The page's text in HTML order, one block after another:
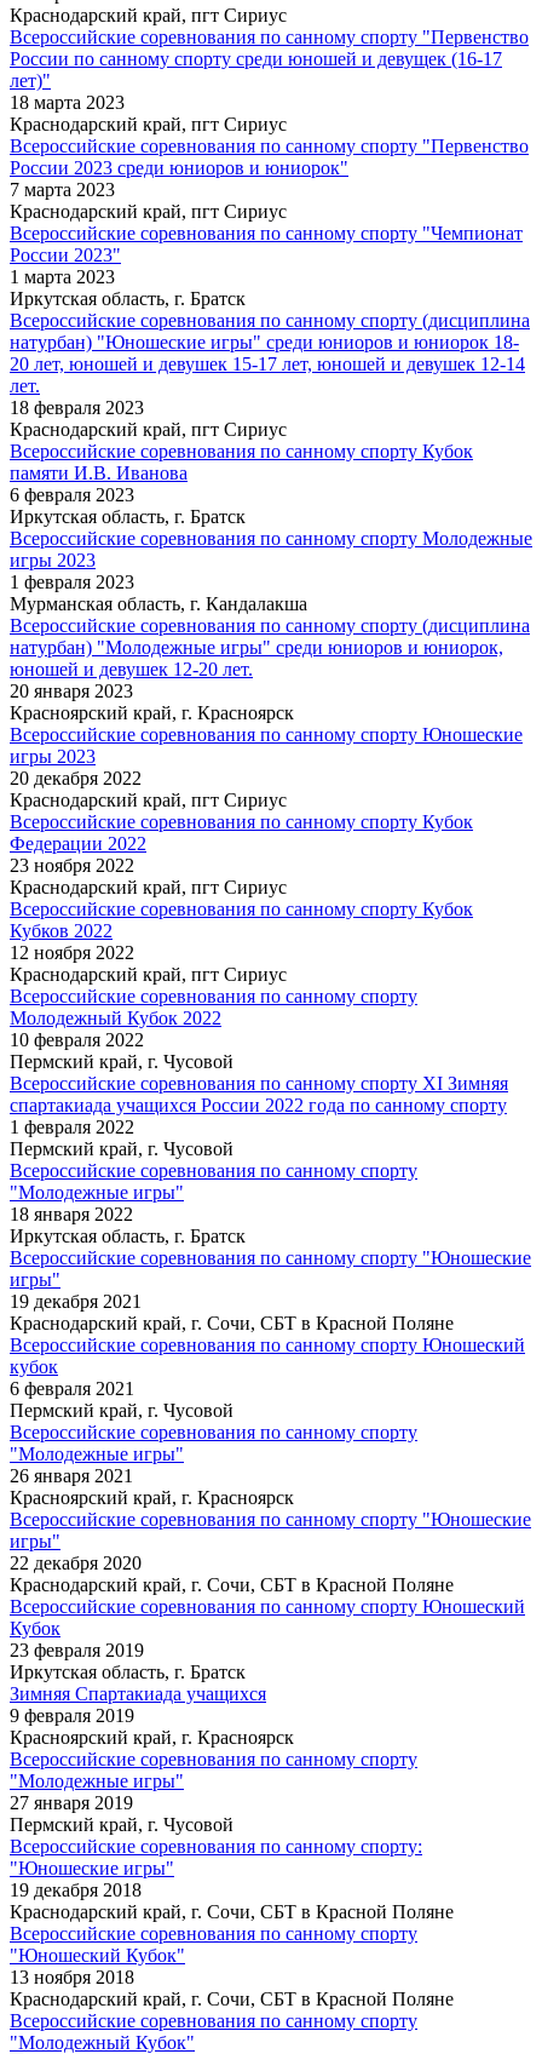
Краснодарский край, пгт Сириус
Всероссийские соревнования по санному спорту "Первенство
России по санному спорту среди юношей и девущек (16-17
лет)"
18 марта 2023
Краснодарский край, пгт Сириус
Всероссийские соревнования по санному спорту "Первенство
России 2023 среди юниоров и юниорок"
7 марта 2023
Краснодарский край, пгт Сириус
Всероссийские соревнования по санному спорту "Чемпионат
России 2023"
1 марта 2023
Иркутская область, г. Братск
Всероссийские соревнования по санному спорту (дисциплина
натурбан) "Юношеские игры" среди юниоров и юниорок 18-
20 лет, юношей и девушек 15-17 лет, юношей и девушек 12-14
лет.
18 февраля 2023
Краснодарский край, пгт Сириус
Всероссийские соревнования по санному спорту Кубок
памяти И.В. Иванова
6 февраля 2023
Иркутская область, г. Братск
Всероссийские соревнования по санному спорту Молодежные
игры 2023
1 февраля 2023
Мурманская область, г. Кандалакша
Всероссийские соревнования по санному спорту (дисциплина
натурбан) "Молодежные игры" среди юниоров и юниорок,
юношей и девушек 12-20 лет.
20 января 2023
Красноярский край, г. Красноярск
Всероссийские соревнования по санному спорту Юношеские
игры 2023
20 декабря 2022
Краснодарский край, пгт Сириус
Всероссийские соревнования по санному спорту Кубок
Федерации 2022
23 ноября 2022
Краснодарский край, пгт Сириус
Всероссийские соревнования по санному спорту Кубок
Кубков 2022
12 ноября 2022
Краснодарский край, пгт Сириус
Всероссийские соревнования по санному спорту
Молодежный Кубок 2022
10 февраля 2022
Пермский край, г. Чусовой
Всероссийские соревнования по санному спорту XI Зимняя
спартакиада учащихся России 2022 года по санному спорту
1 февраля 2022
Пермский край, г. Чусовой
Всероссийские соревнования по санному спорту
"Молодежные игры"
18 января 2022
Иркутская область, г. Братск
Всероссийские соревнования по санному спорту "Юношеские
игры"
19 декабря 2021
Краснодарский край, г. Сочи, СБТ в Красной Поляне
Всероссийские соревнования по санному спорту Юношеский
кубок
6 февраля 2021
Пермский край, г. Чусовой
Всероссийские соревнования по санному спорту
"Молодежные игры"
26 января 2021
Красноярский край, г. Красноярск
Всероссийские соревнования по санному спорту "Юношеские
игры"
22 декабря 2020
Краснодарский край, г. Сочи, СБТ в Красной Поляне
Всероссийские соревнования по санному спорту Юношеский
Кубок
23 февраля 2019
Иркутская область, г. Братск
Зимняя Спартакиада учащихся
9 февраля 2019
Красноярский край, г. Красноярск
Всероссийские соревнования по санному спорту
"Молодежные игры"
27 января 2019
Пермский край, г. Чусовой
Всероссийские соревнования по санному спорту:
"Юношеские игры"
19 декабря 2018
Краснодарский край, г. Сочи, СБТ в Красной Поляне
Всероссийские соревнования по санному спорту
"Юношеский Кубок"
13 ноября 2018
Краснодарский край, г. Сочи, СБТ в Красной Поляне
Всероссийские соревнования по санному спорту
"Молодежный Кубок"